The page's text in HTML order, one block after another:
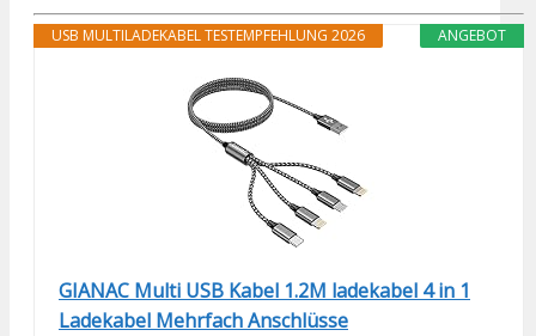
ANGEBOT
USB MULTILADEKABEL TESTEMPFEHLUNG 2026
GIANAC Multi USB Kabel 1.2M ladekabel 4 in 1
Ladekabel Mehrfach Anschlüsse